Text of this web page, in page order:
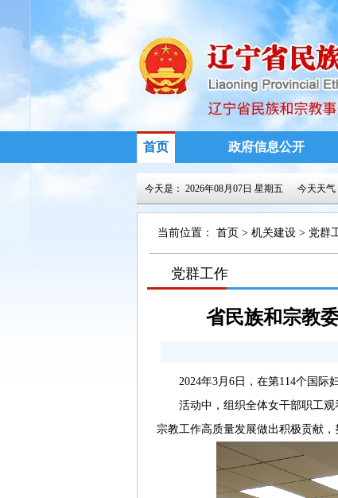
首页 政府信息公开
今天是： 2026年08月07日 星期五 今天天气
当前位置： 首页 > 机关建设 > 党群
>>
党群工作
省民族和宗教
2024年3月6日，在第114个国际
活动中，组织全体女干部职工观
宗教工作高质量发展做出积极贡献